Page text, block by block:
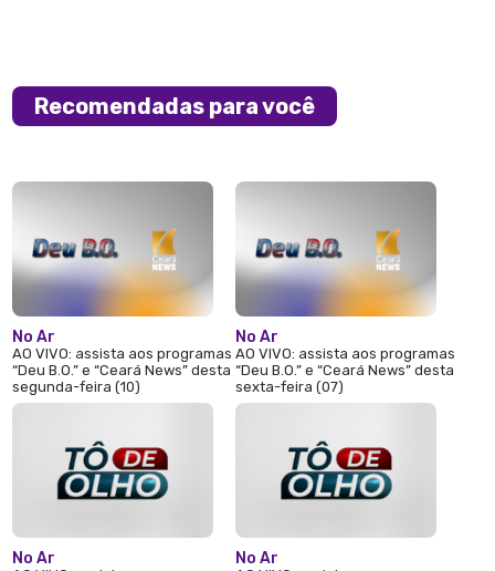
Recomendadas para você
No Ar
AO VIVO: assista aos programas
“Deu B.O.” e “Ceará News” desta
segunda-feira (10)
No Ar
No Ar
AO VIVO: assista aos programas
“Deu B.O.” e “Ceará News” desta
sexta-feira (07)
No Ar